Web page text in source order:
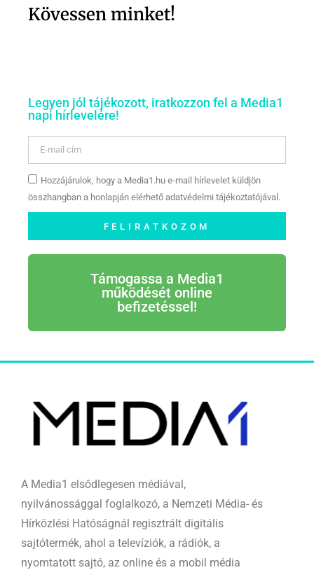
Kövessen minket!
Legyen jól tájékozott, iratkozzon fel a Media1
napi hírlevelére!
Hozzájárulok, hogy a Media1.hu e-mail hírlevelet küldjön
összhangban a honlapján elérhető adatvédelmi tájékoztatójával.
FELIRATKOZOM
Támogassa a Media1
működését online
befizetéssel!
A Media1 elsődlegesen médiával,
nyilvánossággal foglalkozó, a Nemzeti Média- és
Hírközlési Hatóságnál regisztrált digitális
sajtótermék, ahol a televíziók, a rádiók, a
nyomtatott sajtó, az online és a mobil média